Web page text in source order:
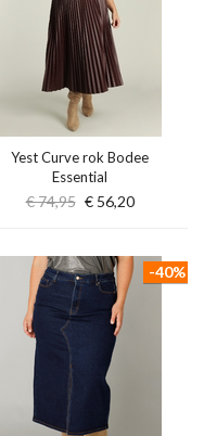
Yest Curve rok Bodee
Essential
€ 74,95 € 56,20
-40%